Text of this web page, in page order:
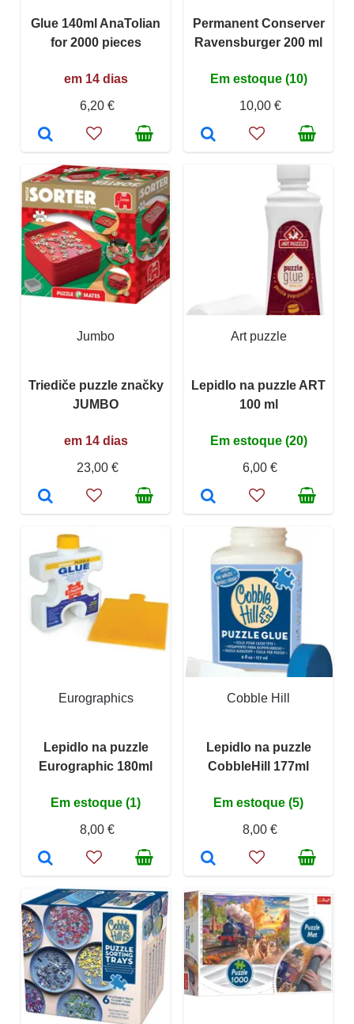
Glue 140ml AnaTolian
for 2000 pieces
em 14 dias
6,20 €
Permanent Conserver
Ravensburger 200 ml
Em estoque (10)
10,00 €
Jumbo
Triediče puzzle značky
JUMBO
em 14 dias
23,00 €
Art puzzle
Lepidlo na puzzle ART
100 ml
Em estoque (20)
6,00 €
Eurographics
Lepidlo na puzzle
Eurographic 180ml
Em estoque (1)
8,00 €
Cobble Hill
Lepidlo na puzzle
CobbleHill 177ml
Em estoque (5)
8,00 €